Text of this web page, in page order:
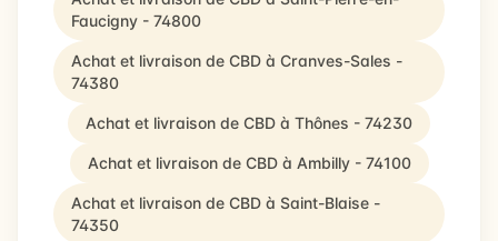
Faucigny - 74800
Achat et livraison de CBD à Cranves-Sales -
74380
Achat et livraison de CBD à Thônes - 74230
Achat et livraison de CBD à Ambilly - 74100
Achat et livraison de CBD à Saint-Blaise -
74350